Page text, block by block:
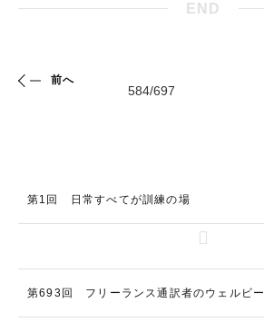
END
前へ
第1回 日常すべてが訓練の場
第693回 フリーランス通訳者のウェルビ